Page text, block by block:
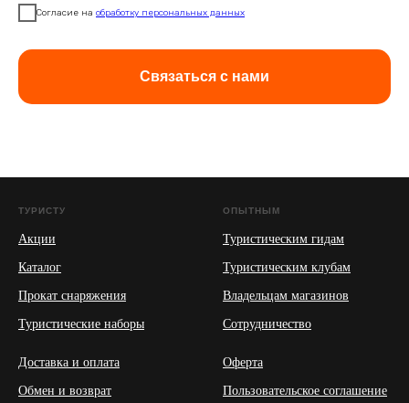
Согласие на обработку персональных данных
Связаться с нами
ТУРИСТУ
Акции
Каталог
Прокат снаряжения
Туристические наборы
Доставка и оплата
Обмен и возврат
ОПЫТНЫМ
Туристическим гидам
Туристическим клубам
Владельцам магазинов
Сотрудничество
Оферта
Пользовательское соглашение